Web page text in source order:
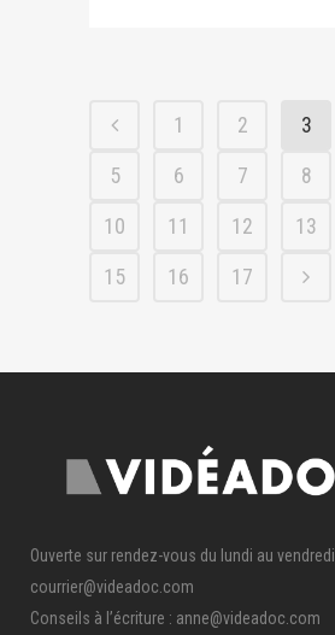
1 2 3
5
6 7 8
10
11 12 13
15
16 17
Ouverte sur rendez-vous du lundi au vendredi
courrier@videadoc.com
Conseils à l’écriture : anne@videadoc.com